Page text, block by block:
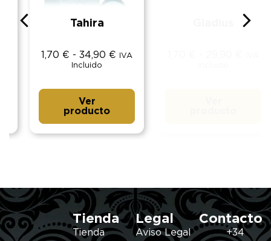
Tahira
1,70€ - 34,90€ IVA
Incluido
Ver
producto
Tienda
Tienda
Legal
Aviso Legal
Contacto
+34